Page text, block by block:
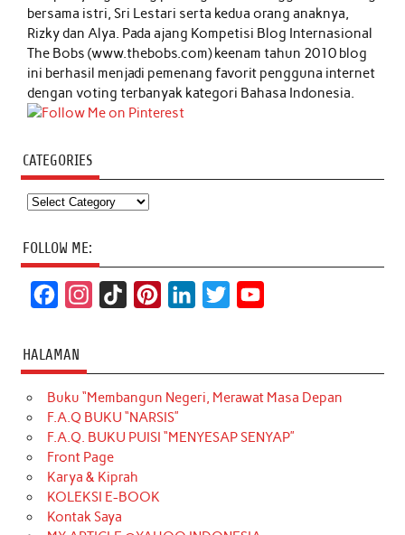
bersama istri, Sri Lestari serta kedua orang anaknya,
Rizky dan Alya. Pada ajang Kompetisi Blog Internasional
The Bobs (www.thebobs.com) keenam tahun 2010 blog
ini berhasil menjadi pemenang favorit pengguna internet
dengan voting terbanyak kategori Bahasa Indonesia.
CATEGORIES
Categories
FOLLOW ME:
c
e
b
o
o
k
t
a
g
r
a
m
T
o
k
t
e
r
k
e
d
t
t
e
T
u
b
HALAMAN
Buku “Membangun Negeri, Merawat Masa Depan
F.A.Q BUKU “NARSIS”
F.A.Q. BUKU PUISI “MENYESAP SENYAP”
Front Page
Karya & Kiprah
KOLEKSI E-BOOK
Kontak Saya